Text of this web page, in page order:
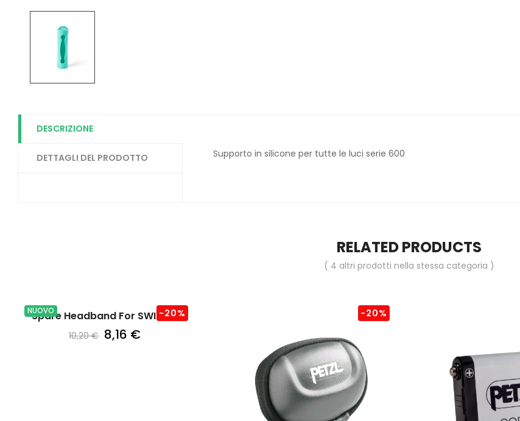
DESCRIZIONE
DETTAGLI DEL PRODOTTO Supporto in silicone per tutte le luci serie 600
RELATED PRODUCTS
( 4 altri prodotti nella stessa categoria )
NUOVO
Spare Headband For SWIFT RL
10,20 €
-20%
8,16 €
-20%